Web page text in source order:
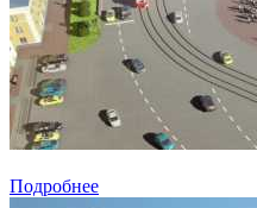
Подробнее